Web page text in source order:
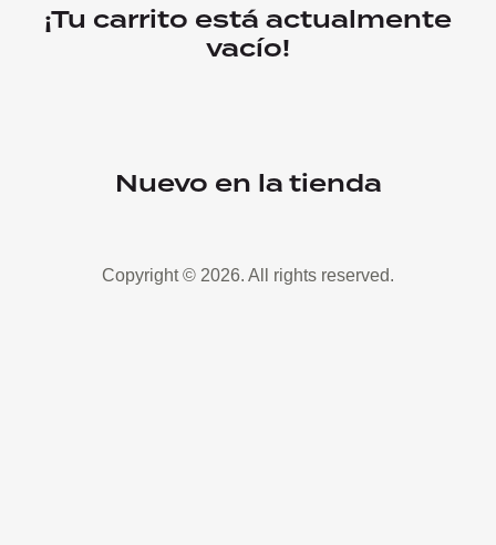
¡Tu carrito está actualmente
vacío!
Nuevo en la tienda
Copyright © 2026. All rights reserved.